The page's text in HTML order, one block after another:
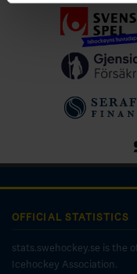
OFFICIAL STATISTICS
stats.swehockey.se is the
Icehockey Association.